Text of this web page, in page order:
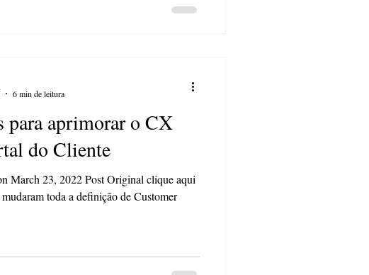
para aprimorar o CX
do Cliente
March 23, 2022 Post Original clique aqui
toda a definição de Customer
6 min de leitura